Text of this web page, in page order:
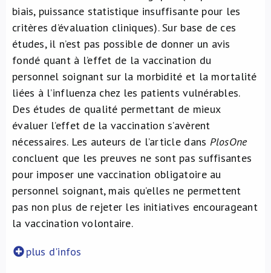
biais, puissance statistique insuffisante pour les
critères d’évaluation cliniques). Sur base de ces
études, il n’est pas possible de donner un avis
fondé quant à l’effet de la vaccination du
personnel soignant sur la morbidité et la mortalité
liées à l’influenza chez les patients vulnérables.
Des études de qualité permettant de mieux
évaluer l’effet de la vaccination s’avèrent
nécessaires. Les auteurs de l’article dans PlosOne
concluent que les preuves ne sont pas suffisantes
pour imposer une vaccination obligatoire au
personnel soignant, mais qu’elles ne permettent
pas non plus de rejeter les initiatives encourageant
la vaccination volontaire.
plus d'infos